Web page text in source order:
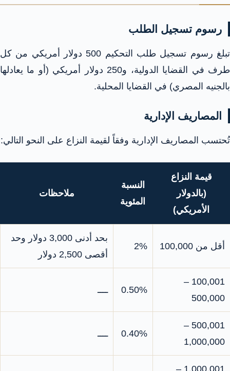
رسوم تسجيل الطلب
تبلغ رسوم تسجيل طلب التحكيم 500 دولار أمريكي من كل
طرف في القضايا الدولية، و250 دولار أمريكي (أو ما يعادلها
بالجنيه المصري) في القضايا المحلية.​
المصاريف الإدارية
تُحتسب المصاريف الإدارية وفقاً لقيمة النزاع على النحو التالي:​
قيمة النزاع
(بالدولار
الأمريكي)
النسبة
المئوية
ملاحظات
أقل من 100,000 2%
بحد أدنى 3,000 دولار وحد
أقصى 2,500 دولار
100,001 –
500,000
0.50% ــــ
500,001 –
1,000,000
0.40% ــــ
1,000,001 –